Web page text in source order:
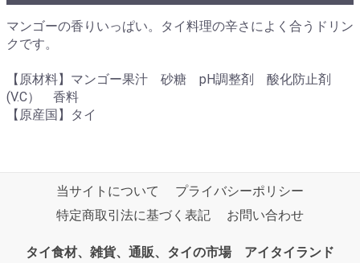
マンゴーの香りいっぱい。タイ料理の辛さによく合うドリン
クです。
【原材料】マンゴー果汁 砂糖 pH調整剤 酸化防止剤
(V.C） 香料
【原産国】タイ
当サイトについて
プライバシーポリシー
特定商取引法に基づく表記
お問い合わせ
タイ食材、雑貨、通販、タイの市場 アイタイランド